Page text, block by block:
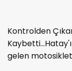
Kontrolden
gelen motosiklet